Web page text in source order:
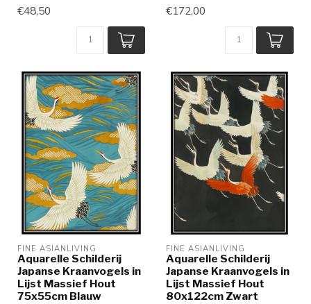
€48,50 €172,00
FINE ASIANLIVING
Aquarelle Schilderij
Japanse Kraanvogels in
Lijst Massief Hout
75x55cm Blauw
FINE ASIANLIVING
Aquarelle Schilderij
Japanse Kraanvogels in
Lijst Massief Hout
80x122cm Zwart